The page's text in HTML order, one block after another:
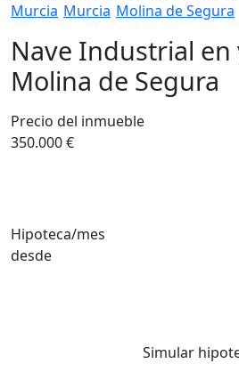
Murcia Murcia Molina de Segura
Nave Industrial en
Molina de Segura
Precio del inmueble
350.000 €
Hipoteca/mes
desde
Simular